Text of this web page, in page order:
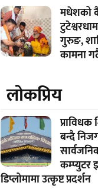
मधेशको
गुरुङ,
कामना
लाेकप्रिय
प्राविधक
बन्दै
कम्प्युटर
डिप्लोमामा उत्कृष्ट प्रदर्शन